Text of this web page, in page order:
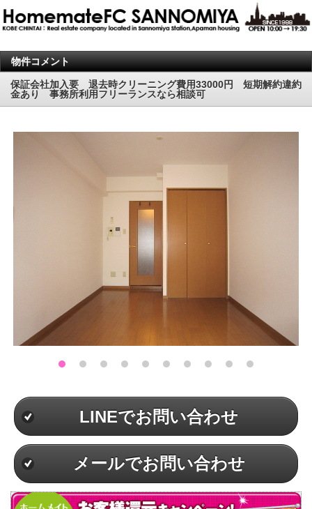
物件コメント
保証会社加入要 退去時クリーニング費用33000円 短期解約違約
金あり 事務所利用フリーランスなら相談可
LINEでお問い合わせ
メールでお問い合わせ